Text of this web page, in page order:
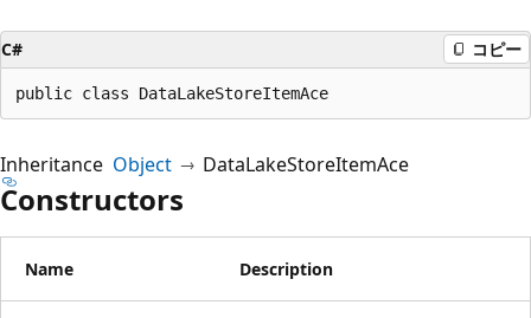
C# コピー
public class DataLakeStoreItemAce
Inheritance Object DataLakeStoreItemAce
Constructors
Name Description